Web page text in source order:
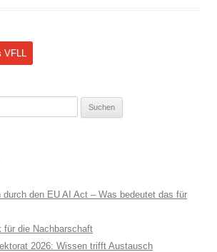
durch den EU AI Act – Was bedeutet das für
für die Nachbarschaft
2026: Wissen trifft Austausch